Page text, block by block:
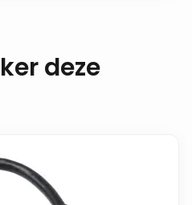
deze